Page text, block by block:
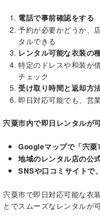
電話で事前確認をする
予約が必要かどうか、
タルできる
レンタル可能な衣装の
特定のドレスや和装が
チェック
受け取り時間と返却方
即日対応可能でも、営
宍粟市内で即日レンタルが
Googleマップで「宍粟
地域のレンタル店の公
SNSや口コミサイトで
宍粟市で即日対応可能な衣
とでスムーズなレンタルが